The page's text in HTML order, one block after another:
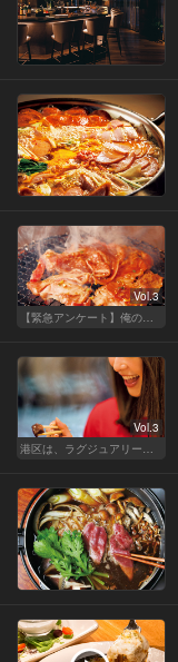
Vol.3
Vol.3